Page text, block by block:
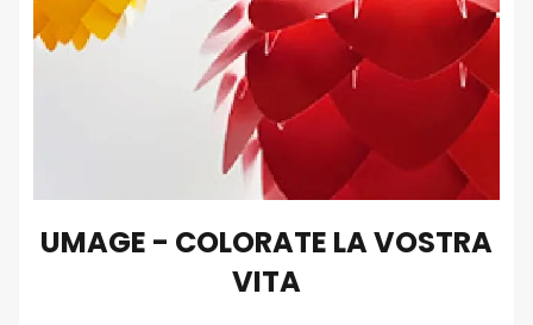
UMAGE - COLORATE LA VOSTRA
VITA